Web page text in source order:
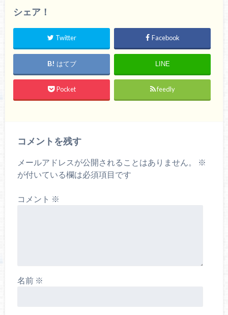
シェア！
Twitter Facebook
はてブ LINE
Pocket feedly
コメントを残す
メールアドレスが公開されることはありません。
※
が付いている欄は必須項目です
コメント ※
名前 ※